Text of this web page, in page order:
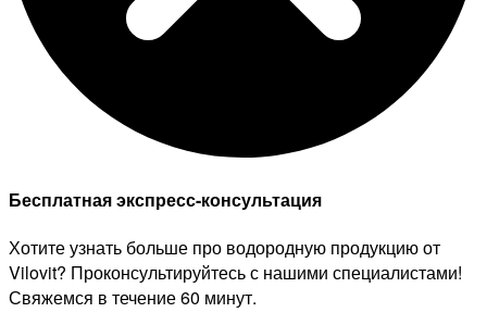
Бесплатная экспресс-консультация
Хотите узнать больше про водородную продукцию от
Vilovit? Проконсультируйтесь с нашими специалистами!
Свяжемся в течение 60 минут.